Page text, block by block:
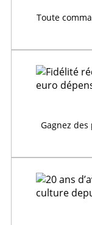
Toute
Gagnez